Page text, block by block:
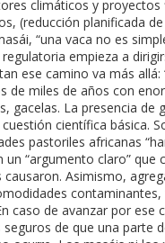
climáticos y
(reducción planificada
“una vaca no es
empieza a
ese camino va más
de miles de años con
gacelas. La presencia de
científica básica.
pastoriles africanas
un “argumento claro”
Asimismo,
caso de avanzar por ese
de que una parte